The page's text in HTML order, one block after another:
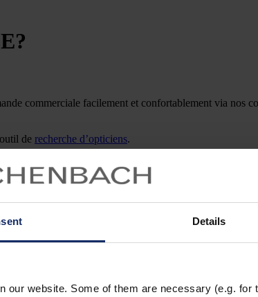
Details
our website. Some of them are necessary (e.g.
commerciale facilement et confortablement via
de recherche d’opticiens.
Siège principal en
Fürther Straße 252
90429 Nürnberg